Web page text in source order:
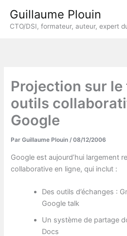
contenu
Guillaume Plouin
CTO/DSI, formateur, auteur, expert
Projection sur
outils
Google
ParGuillaume Plouin/08/12/2006
Google est aujourd’hui largement
collaborative en ligne, qui inclut :
Des outils d’échanges :
Google talk
Un système de partage
Docs